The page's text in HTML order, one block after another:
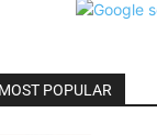
MOST POPULAR